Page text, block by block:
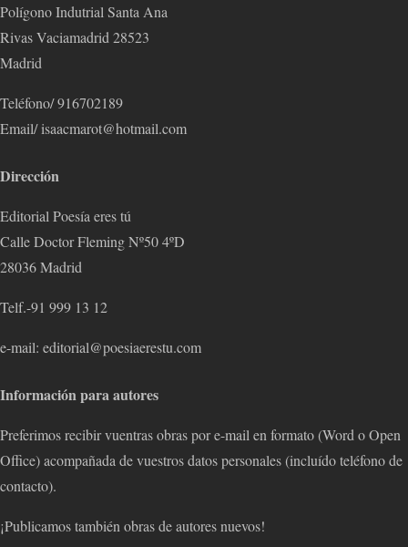
Polígono Indutrial Santa Ana
Rivas Vaciamadrid 28523
Madrid
Teléfono/ 916702189
Email/ isaacmarot@hotmail.com
Dirección
Editorial Poesía eres tú
Calle Doctor Fleming Nº50 4ºD
28036 Madrid
Telf.-91 999 13 12
e-mail: editorial@poesiaerestu.com
Información para autores
Preferimos recibir vuentras obras por e-mail en formato (Word o Open
Office) acompañada de vuestros datos personales (incluído teléfono de
contacto).
¡Publicamos también obras de autores nuevos!